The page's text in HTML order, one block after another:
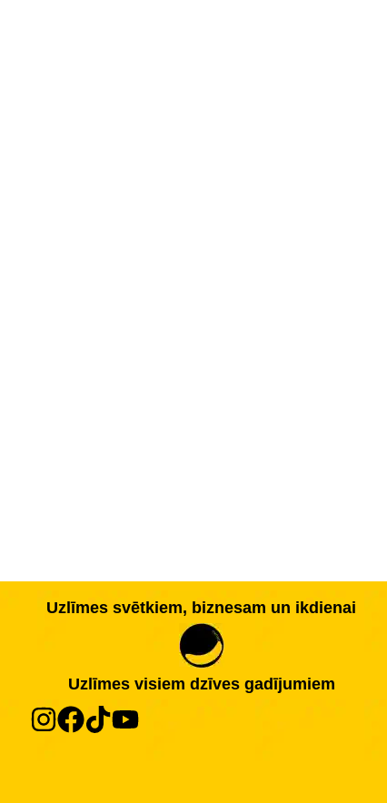
Uzlīmes svētkiem, biznesam un ikdienai
Uzlīmes visiem dzīves gadījumiem